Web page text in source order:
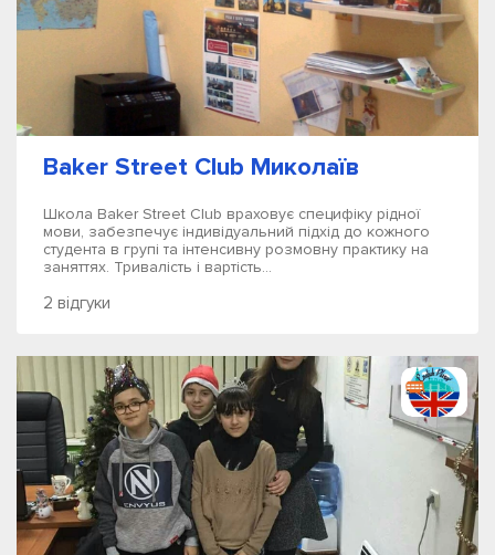
Baker Street Club Миколаїв
Школа Baker Street Club враховує специфіку рідної
мови, забезпечує індивідуальний підхід до кожного
студента в групі та інтенсивну розмовну практику на
заняттях. Тривалість і вартість...
2 відгуки